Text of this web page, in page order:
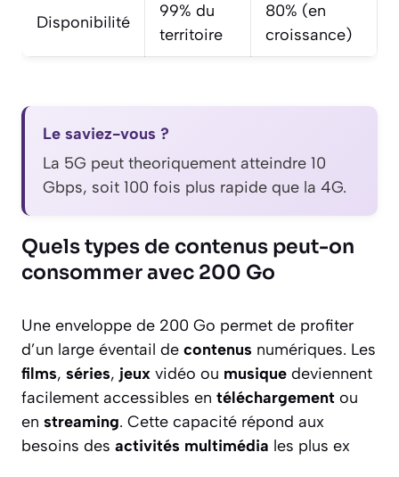
Disponibilité
99% du
territoire
80% (en
croissance)
Le saviez-vous ?
La 5G peut theoriquement atteindre 10
Gbps, soit 100 fois plus rapide que la 4G.
Quels types de contenus peut-on
consommer avec 200 Go
Une enveloppe de 200 Go permet de profiter
d’un large éventail de contenus numériques. Les
films, séries, jeux vidéo ou musique deviennent
facilement accessibles en téléchargement ou
en streaming. Cette capacité répond aux
besoins des activités multimédia les plus ex